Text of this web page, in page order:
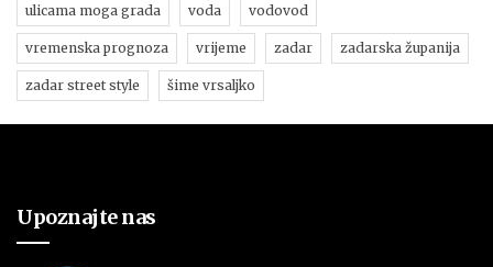
ulicama moga grada voda vodovod
vremenska prognoza vrijeme zadar zadarska županija
zadar street style šime vrsaljko
Upoznajte nas